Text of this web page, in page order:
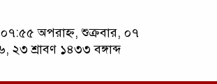
০৭:৫৫ অপরাহ্ন, শুক্রবার, ০৭
২৩ শ্রাবণ ১৪৩৩ বঙ্গাব্দ